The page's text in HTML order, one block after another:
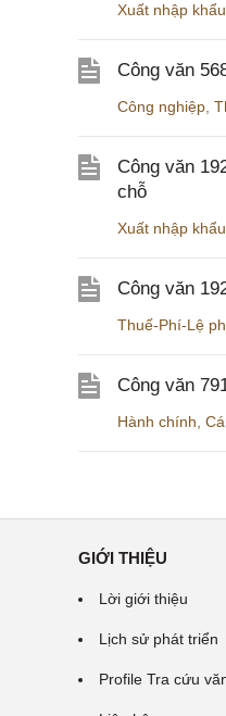
Xuất nhập khẩu
Công văn
Công nghiệp
Công văn
chỗ
Xuất nhập khẩu
Công văn
Thuế-Phí-Lệ
Công văn
Hành chính
GIỚI THIỆU
Lời giới thiệu
Lịch sử phát triển
Profile Tra cứu